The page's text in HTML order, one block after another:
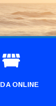

ONLINE